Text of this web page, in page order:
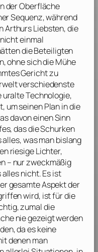
der Oberfläche
Sequenz, während
Arthurs Liebsten, die
einmal
die Beteiligten
ohne sich die Mühe
Gericht zu
verschiedenste
uralte Technologie,
um seinen Plan in die
davon einen Sinn
das die Schurken
was man bislang
riesige Lichter,
– nur zweckmäßig
nicht. Es ist
gesamte Aspekt der
wird, ist für die
zumal die
nie gezeigt werden
da es keine
denen man